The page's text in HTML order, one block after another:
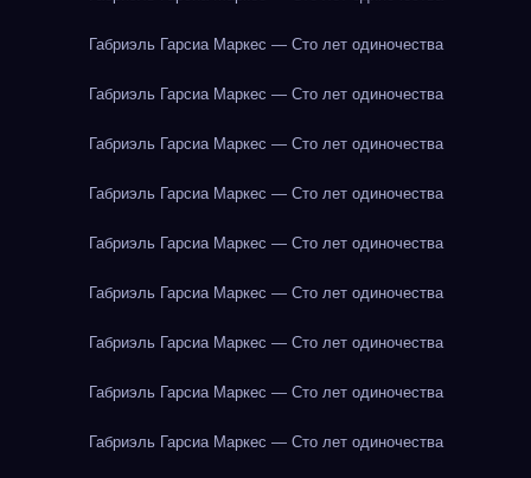
Габриэль Гарсиа Маркес — Сто лет одиночества
Габриэль Гарсиа Маркес — Сто лет одиночества
Габриэль Гарсиа Маркес — Сто лет одиночества
Габриэль Гарсиа Маркес — Сто лет одиночества
Габриэль Гарсиа Маркес — Сто лет одиночества
Габриэль Гарсиа Маркес — Сто лет одиночества
Габриэль Гарсиа Маркес — Сто лет одиночества
Габриэль Гарсиа Маркес — Сто лет одиночества
Габриэль Гарсиа Маркес — Сто лет одиночества